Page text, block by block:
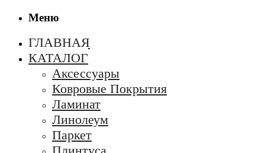
Меню
ГЛАВНАЯ
КАТАЛОГ
Аксессуары
Ковровые Покрытия
Ламинат
Линолеум
Паркет